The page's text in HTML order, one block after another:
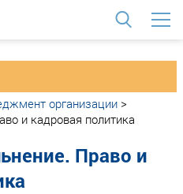
организации >
и кадровая политика
Право и